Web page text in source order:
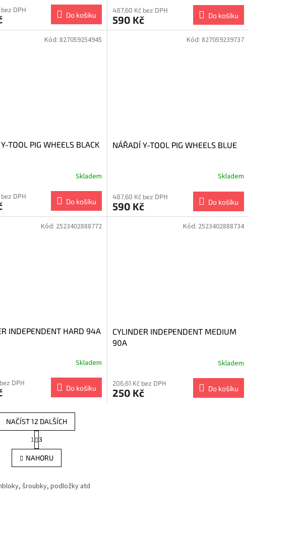
DPH
Do košíku
487,60 Kč bez DPH
590 Kč Do košíku
TOOL PIG WHEELS BLACK
Skladem
DPH
Do košíku
Kód: 827059254945
NÁŘADÍ Y-TOOL PIG WHEELS BLUE
Skladem
487,60 Kč bez DPH
590 Kč Do košíku
Kód: 827059239737
INDEPENDENT HARD 94A
Skladem
DPH
Do košíku
Kód: 2523402888772
CYLINDER INDEPENDENT MEDIUM
90A
Skladem
206,61 Kč bez DPH
250 Kč Do košíku
Kód: 2523402888734
O
v
l
d
a
NAČÍST 12 DALŠÍCH
t
r
á
n
o
1 3
NAHORU
šroubky, podložky atd